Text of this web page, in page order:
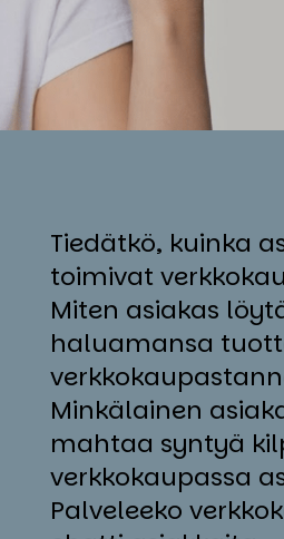
Tiedätkö, kuinka
toimivat
Miten asiakas
haluamansa
Minkälainen
mahtaa syntyä
verkkokaupassa
Palveleeko